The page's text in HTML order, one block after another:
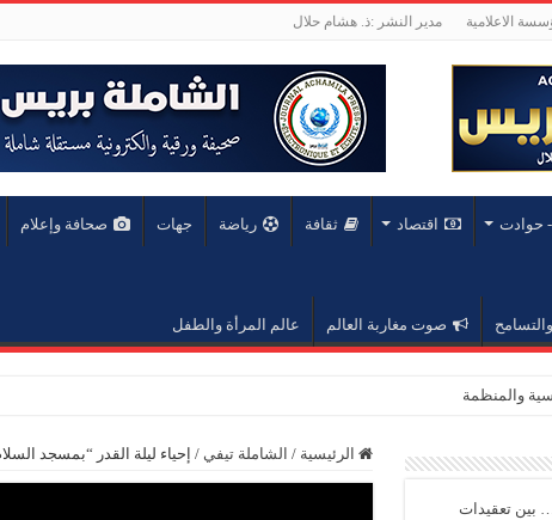
الاعلامية مدير النشر :ذ. هشام حلال
حوادت اقتصاد ثقافة رياضة جهات صحافة وإعلام
صوت مغاربة العالم عالم المرأة والطفل
والمنظمة الدولية للهجرة: المغرب نموذج
الرئيسية / الشاملة تيفي / إحياء ليلة القدر “بمسجد
بين تعقيدات